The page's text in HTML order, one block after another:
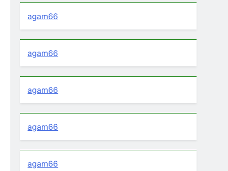
agam66
agam66
agam66
agam66
agam66